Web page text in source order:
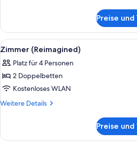
1 King-
Bett
(Reimagined)
Preise
Alle
Fotos
für
Zimmer
(Reimagined)
anzeigen
8
Zimmer (Reimagined)
Platz für 4 Personen
2 Doppelbetten
Kostenloses WLAN
Weitere Details
Weitere
(Reimagined)
Preise